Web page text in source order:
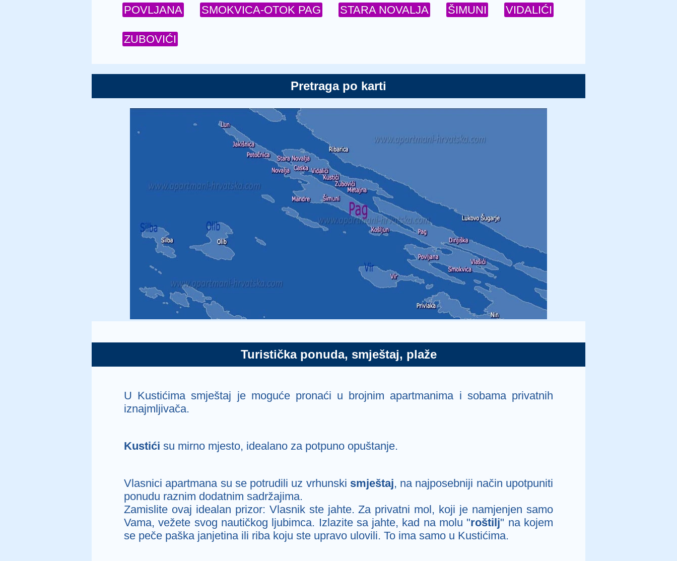
POVLJANA SMOKVICA-OTOK PAG STARA NOVALJA ŠIMUNI VIDALIĆI
ZUBOVIĆI
Pretraga po karti
Turistička ponuda, smještaj, plaže
U Kustićima smještaj je moguće pronaći u brojnim apartmanima i sobama privatnih
iznajmljivača.
Kustići su mirno mjesto, idealano za potpuno opuštanje.
Vlasnici apartmana su se potrudili uz vrhunski smještaj, na najposebniji način upotpuniti
ponudu raznim dodatnim sadržajima.
Zamislite ovaj idealan prizor: Vlasnik ste jahte. Za privatni mol, koji je namjenjen samo
Vama, vežete svog nautičkog ljubimca. Izlazite sa jahte, kad na molu "roštilj" na kojem
se peče paška janjetina ili riba koju ste upravo ulovili. To ima samo u Kustićima.